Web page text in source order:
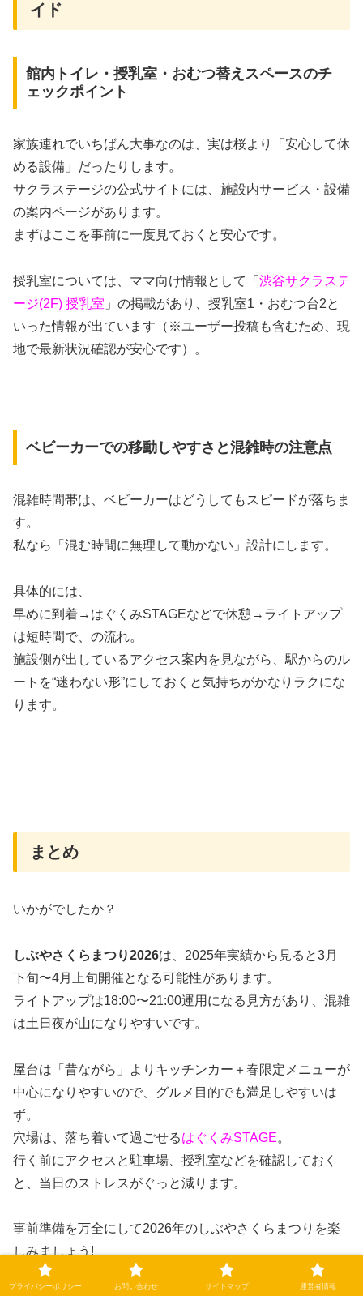
イド
館内トイレ・授乳室・おむつ替えスペースのチ
ェックポイント
家族連れでいちばん大事なのは、実は桜より「安心して休
める設備」だったりします。
サクラステージの公式サイトには、施設内サービス・設備
の案内ページがあります。
まずはここを事前に一度見ておくと安心です。
授乳室については、ママ向け情報として「 渋谷サクラステ
ージ(2F) 授乳室 」の掲載があり、授乳室1・おむつ台2と
いった情報が出ています（※ユーザー投稿も含むため、現
地で最新状況確認が安心です）。
ベビーカーでの移動しやすさと混雑時の注意点
混雑時間帯は、ベビーカーはどうしてもスピードが落ちま
す。
私なら「混む時間に無理して動かない」設計にします。
具体的には、
早めに到着→はぐくみSTAGEなどで休憩→ライトアップ
は短時間で、の流れ。
施設側が出しているアクセス案内を見ながら、駅からのル
ートを“迷わない形”にしておくと気持ちがかなりラクにな
ります。
まとめ
いかがでしたか？
しぶやさくらまつり2026は、2025年実績から見ると3月
下旬〜4月上旬開催となる可能性があります。
ライトアップは18:00〜21:00運用になる見方があり、混雑
は土日夜が山になりやすいです。
屋台は「昔ながら」よりキッチンカー＋春限定メニューが
中心になりやすいので、グルメ目的でも満足しやすいは
ず。
穴場は、落ち着いて過ごせるはぐくみSTAGE。
行く前にアクセスと駐車場、授乳室などを確認しておく
と、当日のストレスがぐっと減ります。
事前準備を万全にして2026年のしぶやさくらまつりを楽
しみましょう!
プライバシーポリシー お問い合わせ サイトマップ 運営者情報